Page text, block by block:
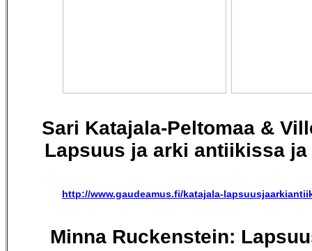
Sari Katajala-Peltomaa &
Lapsuus ja arki antiikissa
http://www.gaudeamus.fi/katajala-
Minna Ruckenstein: